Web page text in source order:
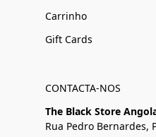
Carrinho
Gift Cards
CONTACTA-NOS
The Black Store
Rua Pedro Bernardes,